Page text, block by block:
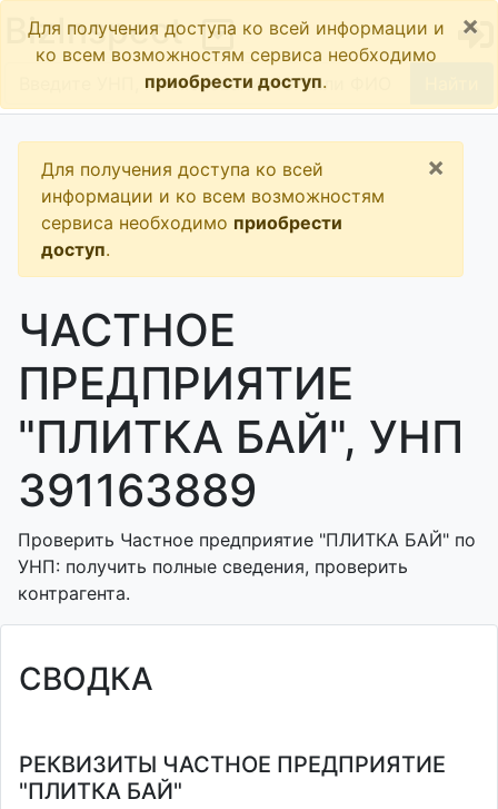
BizInspect
Для получения доступа ко всей информации и
ко всем возможностям сервиса необходимо
приобрести доступ.
×
Для получения доступа ко всей
информации и ко всем возможностям
сервиса необходимо приобрести
доступ.
×
ЧАСТНОЕ
ПРЕДПРИЯТИЕ
"ПЛИТКА БАЙ", УНП
391163889
Проверить Частное предприятие "ПЛИТКА БАЙ" по
УНП: получить полные сведения, проверить
контрагента.
СВОДКА
РЕКВИЗИТЫ ЧАСТНОЕ ПРЕДПРИЯТИЕ
"ПЛИТКА БАЙ"